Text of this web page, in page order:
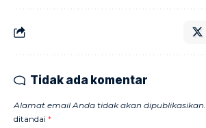
Tidak ada komentar
Alamat email Anda tidak akan dipublikasikan.
ditandai *